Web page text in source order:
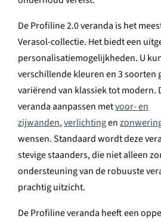
De Profiline 2.0 veranda is het
Verasol-collectie. Het biedt een
personalisatiemogelijkheden. U
verschillende kleuren en 3 soorten
variërend van klassiek tot modern.
veranda aanpassen metvoor- en
zijwanden,verlichtingen
wensen. Standaard wordt deze
stevige staanders, die niet alleen
ondersteuning van de robuuste
prachtig uitzicht.
De Profiline veranda heeft een